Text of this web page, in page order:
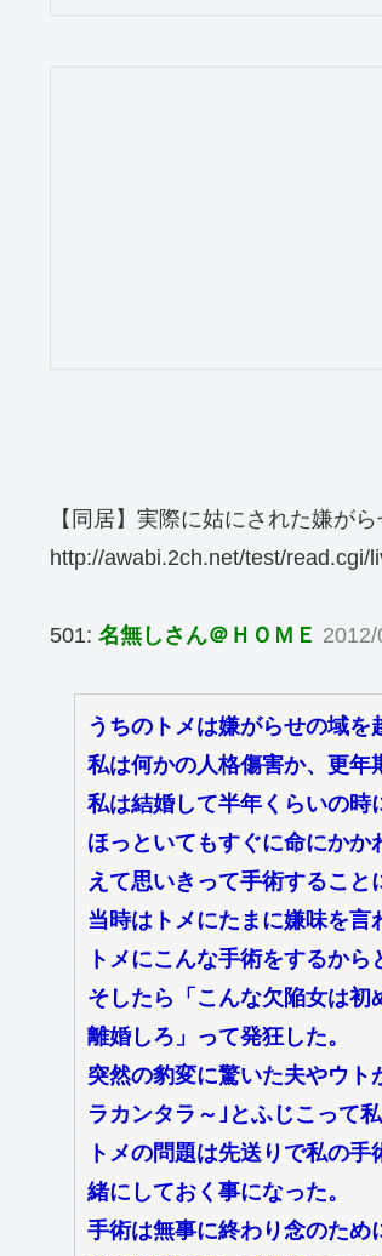
【同居】実際に姑にされた嫌が
http://awabi.2ch.net/test/read.cgi/
501: 名無しさん＠ＨＯＭＥ
うちのトメは嫌がらせの域を
私は何かの人格傷害か、更年
私は結婚して半年くらいの時
ほっといてもすぐに命にか
えて思いきって手術すること
当時はトメにたまに嫌味を
トメにこんな手術をするから
そしたら「こんな欠陥女は
離婚しろ」って発狂した。
突然の豹変に驚いた夫やウト
ラカンタラ～｣とふじこって
トメの問題は先送りで私の
緒にしておく事になった。
手術は無事に終わり念のため